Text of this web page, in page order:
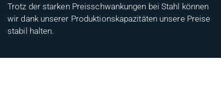
Trotz der starken Preisschwankungen bei Stahl können
wir dank unserer Produktionskapazitäten unsere Preise
stabil halten.